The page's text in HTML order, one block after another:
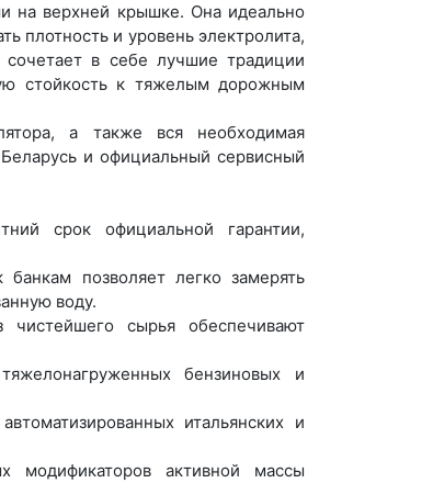
на верхней крышке. Она идеально
плотность и уровень электролита,
в себе лучшие традиции
стойкость к тяжелым дорожным
а также вся необходимая
и официальный сервисный
срок официальной гарантии,
банкам позволяет легко замерять
воду.
сырья обеспечивают
бензиновых и
итальянских и
модификаторов активной массы